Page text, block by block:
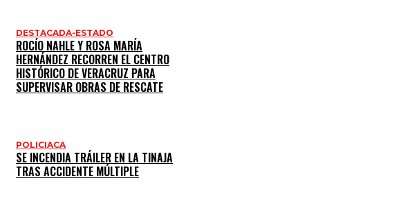
DESTACADA-ESTADO
ROCÍO NAHLE Y ROSA MARÍA
HERNÁNDEZ RECORREN EL CENTRO
HISTÓRICO DE VERACRUZ PARA
SUPERVISAR OBRAS DE RESCATE
POLICIACA
SE INCENDIA TRÁILER EN LA TINAJA
TRAS ACCIDENTE MÚLTIPLE